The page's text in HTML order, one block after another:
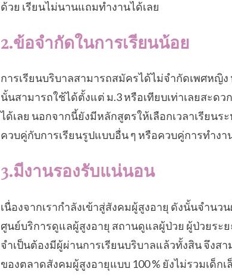
ด้วย เรียนไม่นานแถมทำงานได้เลย
2.ข้อจำกัดในการเรียนน้อย
การเรียนบริบาลสามารถสมัครได้ไม่จำกัดเพศหญิ
นั้นสามารถใช้ได้ตั้งแต่ ม.3 หรือเทียบเท่าเลยสะด
ได้เลย นอกจากนี้ยังมีหลักสูตรให้เลือกเวลาเรียน
ควบคู่กับการเรียนรูปแบบอื่น ๆ หรือควบคู่การทำงา
3.มีงานรองรับแน่นอน
เนื่องจากเรากำลังเข้าสู่สังคมผู้สูงอายุ ดังนั้นจำน
ศูนย์บริการดูแลผู้สูงอายุ สถานดูแลผู้ป่วย ผู้ป่วยร
จำเป็นต้องมีผู้ผ่านการเรียนบริบาลแล้วทั้งสิน จึงส
ของตลาดสังคมผู้สูงอายุแบบ 100 % ยังไม่รวมเด็ก